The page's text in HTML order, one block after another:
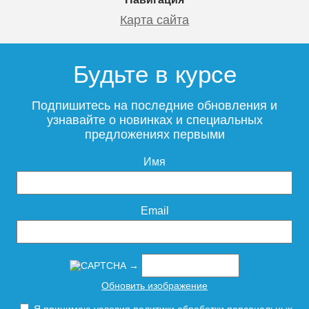
5 000
Подробнее Подробнее
Радимакс (RETROstyle)
3 950
Угловой регулирующий
913
Угловой регулирующий
862
Карта сайта
Будьте в курсе
Подпишитесь на последние обновления и
узнавайте о новинках и специальных
предложениях первыми
Имя
Email
→
Обновить изображение